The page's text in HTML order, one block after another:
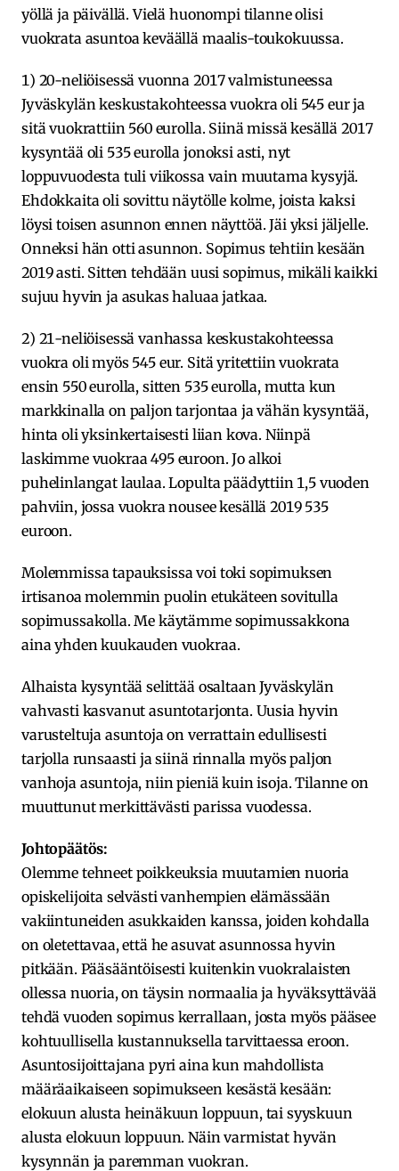
yöllä ja päivällä. Vielä huonompi tilanne olisi
vuokrata asuntoa keväällä maalis-toukokuussa.
1) 20-neliöisessä vuonna 2017 valmistuneessa
Jyväskylän keskustakohteessa vuokra oli 545 eur ja
sitä vuokrattiin 560 eurolla. Siinä missä kesällä 2017
kysyntää oli 535 eurolla jonoksi asti, nyt
loppuvuodesta tuli viikossa vain muutama kysyjä.
Ehdokkaita oli sovittu näytölle kolme, joista kaksi
löysi toisen asunnon ennen näyttöä. Jäi yksi jäljelle.
Onneksi hän otti asunnon. Sopimus tehtiin kesään
2019 asti. Sitten tehdään uusi sopimus, mikäli kaikki
sujuu hyvin ja asukas haluaa jatkaa.
2) 21-neliöisessä vanhassa keskustakohteessa
vuokra oli myös 545 eur. Sitä yritettiin vuokrata
ensin 550 eurolla, sitten 535 eurolla, mutta kun
markkinalla on paljon tarjontaa ja vähän kysyntää,
hinta oli yksinkertaisesti liian kova. Niinpä
laskimme vuokraa 495 euroon. Jo alkoi
puhelinlangat laulaa. Lopulta päädyttiin 1,5 vuoden
pahviin, jossa vuokra nousee kesällä 2019 535
euroon.
Molemmissa tapauksissa voi toki sopimuksen
irtisanoa molemmin puolin etukäteen sovitulla
sopimussakolla. Me käytämme sopimussakkona
aina yhden kuukauden vuokraa.
Alhaista kysyntää selittää osaltaan Jyväskylän
vahvasti kasvanut asuntotarjonta. Uusia hyvin
varusteltuja asuntoja on verrattain edullisesti
tarjolla runsaasti ja siinä rinnalla myös paljon
vanhoja asuntoja, niin pieniä kuin isoja. Tilanne on
muuttunut merkittävästi parissa vuodessa.
Johtopäätös:
Olemme tehneet poikkeuksia muutamien nuoria
opiskelijoita selvästi vanhempien elämässään
vakiintuneiden asukkaiden kanssa, joiden kohdalla
on oletettavaa, että he asuvat asunnossa hyvin
pitkään. Pääsääntöisesti kuitenkin vuokralaisten
ollessa nuoria, on täysin normaalia ja hyväksyttävää
tehdä vuoden sopimus kerrallaan, josta myös pääsee
kohtuullisella kustannuksella tarvittaessa eroon.
Asuntosijoittajana pyri aina kun mahdollista
määräaikaiseen sopimukseen kesästä kesään:
elokuun alusta heinäkuun loppuun, tai syyskuun
alusta elokuun loppuun. Näin varmistat hyvän
kysynnän ja paremman vuokran.